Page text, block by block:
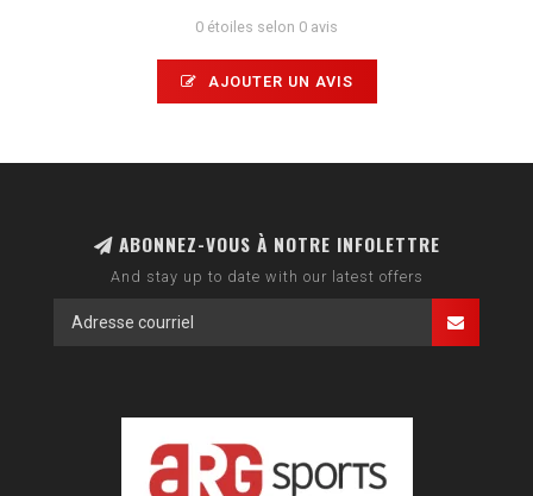
0 étoiles selon 0 avis
AJOUTER UN AVIS
ABONNEZ-VOUS À NOTRE INFOLETTRE
And stay up to date with our latest offers